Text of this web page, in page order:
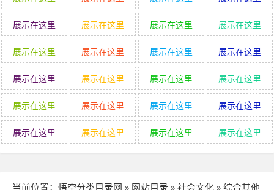
展示在这里 展示在这里 展示在这里 展示在这里
展示在这里 展示在这里 展示在这里 展示在这里
展示在这里 展示在这里 展示在这里 展示在这里
展示在这里 展示在这里 展示在这里 展示在这里
展示在这里 展示在这里 展示在这里 展示在这里
当前位置： 悟空分类目录网 » 网站目录 » 社会文化 » 综合其他